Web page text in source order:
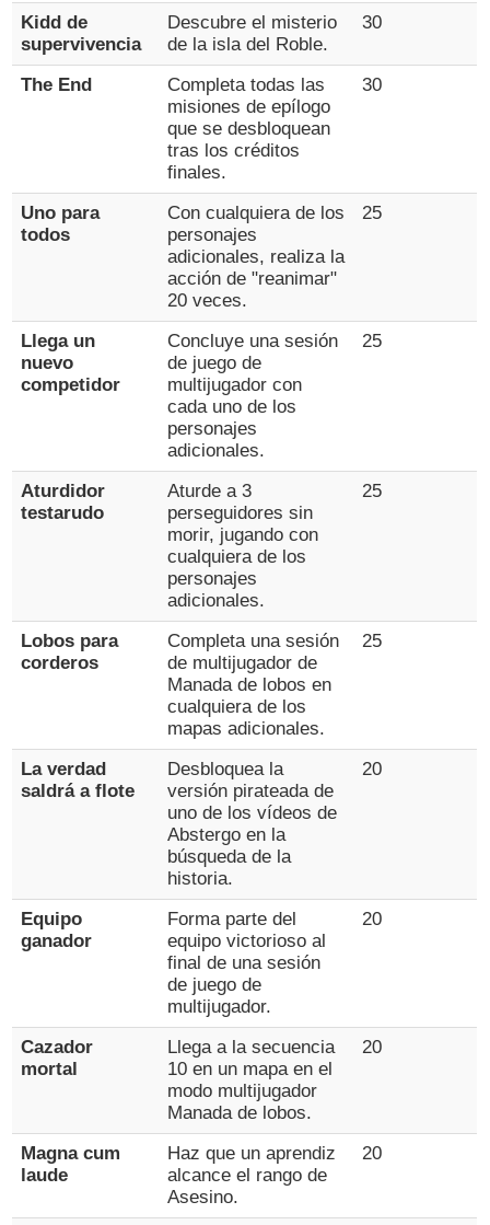
Kidd de
supervivencia
Descubre el misterio
de la isla del Roble.
30
The End
Completa todas las
misiones de epílogo
que se desbloquean
tras los créditos
finales.
30
Uno para
todos
Con cualquiera de los
personajes
adicionales, realiza la
acción de "reanimar"
20 veces.
25
Llega un
nuevo
competidor
Concluye una sesión
de juego de
multijugador con
cada uno de los
personajes
adicionales.
25
Aturdidor
testarudo
Aturde a 3
perseguidores sin
morir, jugando con
cualquiera de los
personajes
adicionales.
25
Lobos para
corderos
Completa una sesión
de multijugador de
Manada de lobos en
cualquiera de los
mapas adicionales.
25
La verdad
saldrá a flote
Desbloquea la
versión pirateada de
uno de los vídeos de
Abstergo en la
búsqueda de la
historia.
20
Equipo
ganador
Forma parte del
equipo victorioso al
final de una sesión
de juego de
multijugador.
20
Cazador
mortal
Llega a la secuencia
10 en un mapa en el
modo multijugador
Manada de lobos.
20
Magna cum
laude
Haz que un aprendiz
alcance el rango de
Asesino.
20